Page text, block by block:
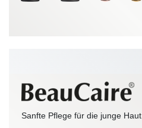
Sanfte Pflege für die junge Haut.